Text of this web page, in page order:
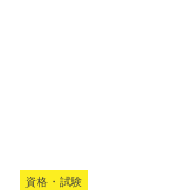
資格・試験